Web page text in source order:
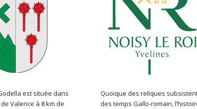
est située dans
Valence à 8 km de
Quoique des reliques
des temps Gallo-romain,